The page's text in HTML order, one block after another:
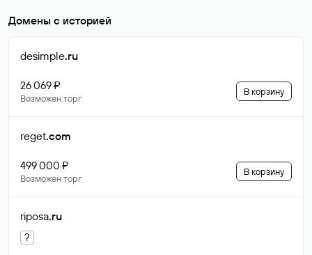
Домены с историей
desimple.ru
26 069 ₽
Возможен торг
В корзину
reget.com
499 000 ₽
Возможен торг
В корзину
riposa.ru
?